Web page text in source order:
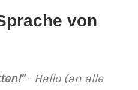
von
- Hallo (an alle